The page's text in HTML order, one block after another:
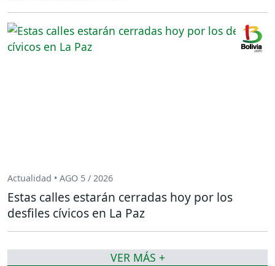
Actualidad • AGO 5 / 2026
Estas calles estarán cerradas hoy por los
desfiles cívicos en La Paz
VER MÁS +